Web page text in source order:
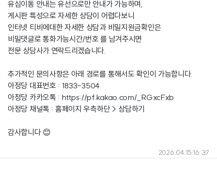
유심이동 안내는 유선으로만 안내가 가능하며,
게시판 특성으로 자세한 상담이 어렵다보니
인터넷 티비에대한 자세한 상담과 비밀지원금확인은
비밀댓글로 통화가능시간/번호 를 남겨주시면
전문 상담사가 연락드리겠습니다.
추가적인 문의사항은 아래 경로를 통해서도 확인이 가능합니다.
아정당 대표번호 : 1833-3504
아정당 카카오톡 : https://pf.kakao.com/_RGxcFxb
아정당 채널톡 : 홈페이지 우측하단 > 상담하기
감사합니다 😊
2026.04.15 16:37